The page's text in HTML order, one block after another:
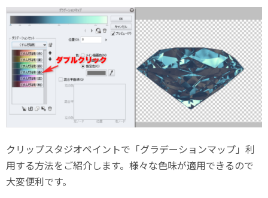
クリップスタジオペイントで「グラデーションマップ」利
用する方法をご紹介します。様々な色味が適用できるので
大変便利です。